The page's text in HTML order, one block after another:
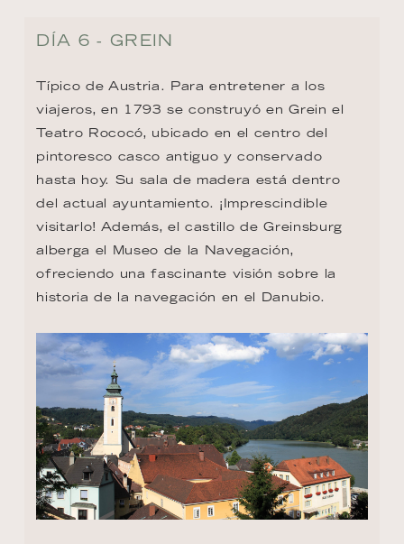
DÍA 6 - GREIN
Típico de Austria. Para entretener a los
viajeros, en 1793 se construyó en Grein el
Teatro Rococó, ubicado en el centro del
pintoresco casco antiguo y conservado
hasta hoy. Su sala de madera está dentro
del actual ayuntamiento. ¡Imprescindible
visitarlo! Además, el castillo de Greinsburg
alberga el Museo de la Navegación,
ofreciendo una fascinante visión sobre la
historia de la navegación en el Danubio.